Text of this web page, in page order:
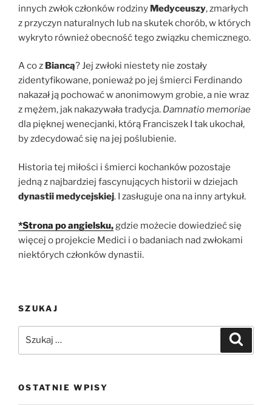
innych zwłok członków rodziny Medyceuszy, zmarłych
z przyczyn naturalnych lub na skutek chorób, w których
wykryto również obecność tego związku chemicznego.
A co z Biancą? Jej zwłoki niestety nie zostały
zidentyfikowane, ponieważ po jej śmierci Ferdinando
nakazał ją pochować w anonimowym grobie, a nie wraz
z mężem, jak nakazywała tradycja. Damnatio memoriae
dla pięknej wenecjanki, którą Franciszek I tak ukochał,
by zdecydować się na jej poślubienie.
Historia tej miłości i śmierci kochanków pozostaje
jedną z najbardziej fascynujących historii w dziejach
dynastii medycejskiej. I zasługuje ona na inny artykuł.
*Strona po angielsku,gdzie możecie dowiedzieć się
więcej o projekcie Medici i o badaniach nad zwłokami
niektórych członków dynastii.
SZUKAJ
OSTATNIE WPISY